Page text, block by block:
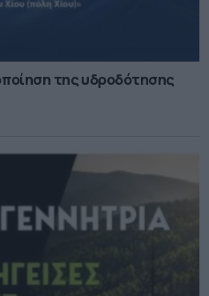
της υδροδότησης